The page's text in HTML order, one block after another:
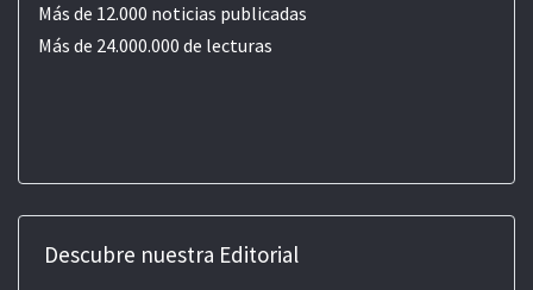
Más de 12.000 noticias publicadas
Más de 24.000.000 de lecturas
Descubre nuestra Editorial